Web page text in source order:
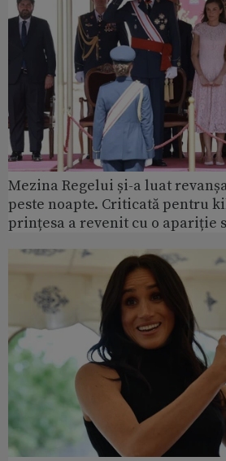
Mezina Regelui și-a luat
peste noapte. Criticată pentru
prințesa a revenit cu o apariție